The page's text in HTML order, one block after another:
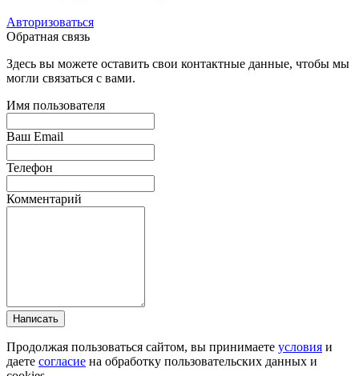
Авторизоваться
Обратная связь
Здесь вы можете оставить свои контактные данные, чтобы мы
могли связаться с вами.
Имя пользователя
Ваш Email
Телефон
Комментарий
Написать
Продолжая пользоваться сайтом, вы принимаете условия и
даете согласие на обработку пользовательских данных и